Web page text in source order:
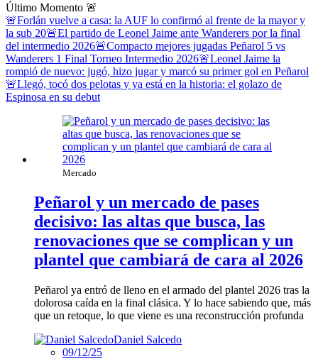
Último Momento 🚨
🚨Forlán vuelve a casa: la AUF lo confirmó al frente de la mayor y
la sub 20🚨El partido de Leonel Jaime ante Wanderers por la final
del intermedio 2026🚨Compacto mejores jugadas Peñarol 5 vs
Wanderers 1 Final Torneo Intermedio 2026🚨Leonel Jaime la
rompió de nuevo: jugó, hizo jugar y marcó su primer gol en Peñarol
🚨Llegó, tocó dos pelotas y ya está en la historia: el golazo de
Espinosa en su debut
Mercado
Peñarol y un mercado de pases
decisivo: las altas que busca, las
renovaciones que se complican y un
plantel que cambiará de cara al 2026
Peñarol ya entró de lleno en el armado del plantel 2026 tras la
dolorosa caída en la final clásica. Y lo hace sabiendo que, más
que un retoque, lo que viene es una reconstrucción profunda
Daniel Salcedo
09/12/25